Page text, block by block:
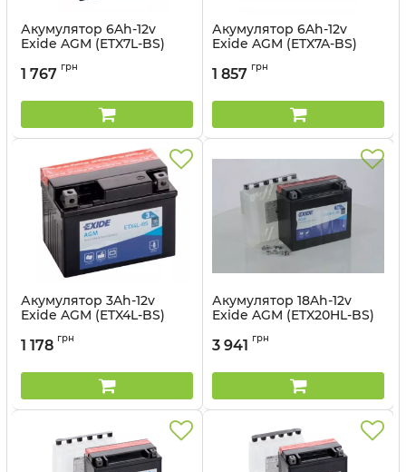
Акумулятор 6Ah-12v
Exide AGM (ETX7L-BS)
Артикул:
1 767 грн
Акумулятор 6Ah-12v
Exide AGM (ETX7A-BS)
Артикул:
1 857 грн
Акумулятор 3Ah-12v
Exide AGM (ETX4L-BS)
Артикул:
1 178 грн
Акумулятор 18Ah-12v
Exide AGM (ETX20HL-BS)
Артикул:
3 941 грн